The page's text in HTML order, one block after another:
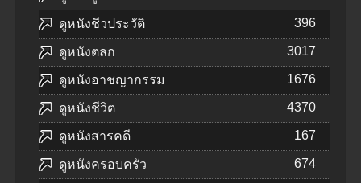
ดูหนังชีวประวัติ 396
ดูหนังตลก 3017
ดูหนังอาชญากรรม 1676
ดูหนังชีวิต 4370
ดูหนังสารคดี 167
ดูหนังครอบครัว 674